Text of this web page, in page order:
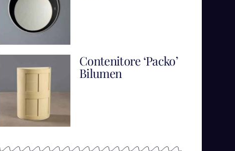
Contenitore ‘Packo’
Bilumen